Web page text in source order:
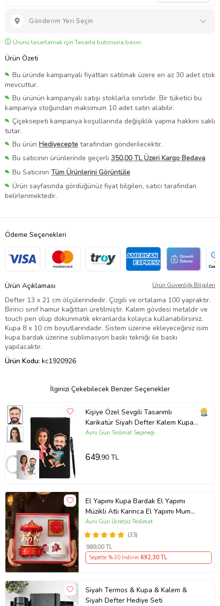
Gönderim Yeri Seçin
Ürünü tasarlamak için Tasarla butonuna basın.
Ürün Özeti
Bu üründe kampanyalı fiyattan satılmak üzere en az 30 adet stok
mevcuttur.
Bu ürünün kampanyalı satışı stoklarla sınırlıdır. Bir tüketici bu
kampanya stoğundan maksimum 10 adet satın alabilir.
Çiçeksepeti kampanya koşullarında değişiklik yapma hakkını saklı
tutar.
Bu ürün Hediyecepte tarafından gönderilecektir.
Bu satıcının ürünlerinde geçerli 350,00 TL Üzeri Kargo Bedava
Bu Satıcının Tüm Ürünlerini Görüntüle
Ürün sayfasında gördüğünüz fiyat bilgileri, satıcı tarafından
belirlenmektedir.
Ödeme Seçenekleri
Ürün Açıklaması Ürün Güvenliği Bilgileri
Defter 13 x 21 cm ölçülerindedir. Çizgili ve ortalama 100 yapraktır.
Birinci sınıf hamur kağıttan üretilmiştir. Kalem gövdesi metaldir ve
touch pen olup dokunmatik ekranlarda kolayca kullanabilirsiniz.
Kupa 8 x 10 cm boyutlarındadır. Sistem üzerine ekleyeceğiniz isim
kupa bardak üzerine sublimasyon baskı tekniği ile baskı
yapılacaktır.
Ürün Kodu: kc1920926
İlginizi Çekebilecek Benzer Seçenekler
Kişiye Özel Sevgili Tasarımlı
Karikatür Siyah Defter Kalem Kupa
Seti 23
Aynı Gün Teslimat Seçeneği
649,90 TL
El Yapımı Kupa Bardak El Yapımı
Müzikli Atlı Karınca El Yapımı Mum
AYN34
(33)
Aynı Gün Ücretsiz Teslimat
989,00 TL
Sepette %30 İndirim 692,30 TL
Siyah Termos & Kupa & Kalem &
Siyah Defter Hediye Seti